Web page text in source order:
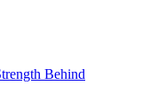
Behind